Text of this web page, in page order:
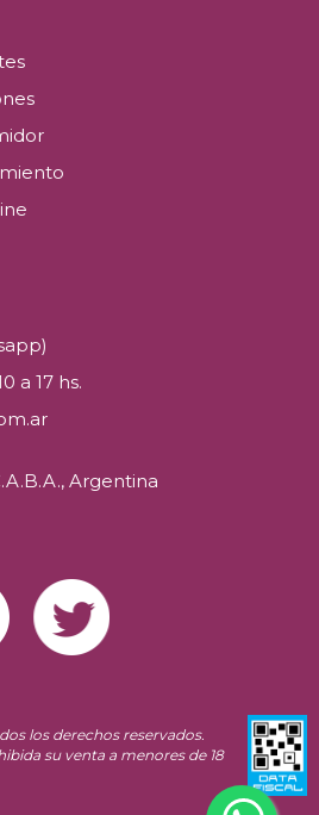
a 17 hs.
Argentina
los derechos reservados.
su venta a menores de 18